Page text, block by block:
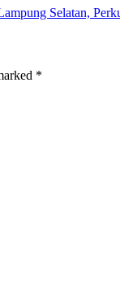
Selatan,
*